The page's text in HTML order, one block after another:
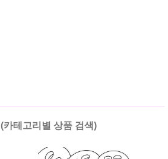
(카테고리별 상품 검색)